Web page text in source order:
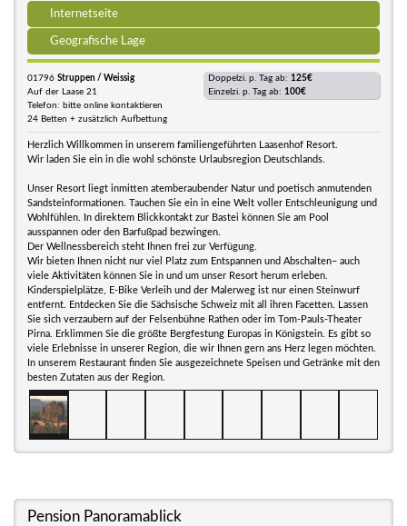
Internetseite
Geografische Lage
01796 Struppen / Weissig
Auf der Laase 21
Telefon: bitte online kontaktieren
24 Betten + zusätzlich Aufbettung
Doppelzi. p. Tag ab: 125€
Einzelzi. p. Tag ab: 100€
Herzlich Willkommen in unserem familiengeführten Laasenhof Resort.
Wir laden Sie ein in die wohl schönste Urlaubsregion Deutschlands.
Unser Resort liegt inmitten atemberaubender Natur und poetisch anmutenden
Sandsteinformationen. Tauchen Sie ein in eine Welt voller Entschleunigung und
Wohlfühlen. In direktem Blickkontakt zur Bastei können Sie am Pool
ausspannen oder den Barfußpad bezwingen.
Der Wellnessbereich steht Ihnen frei zur Verfügung.
Wir bieten Ihnen nicht nur viel Platz zum Entspannen und Abschalten– auch
viele Aktivitäten können Sie in und um unser Resort herum erleben.
Kinderspielplätze, E-Bike Verleih und der Malerweg ist nur einen Steinwurf
entfernt. Entdecken Sie die Sächsische Schweiz mit all ihren Facetten. Lassen
Sie sich verzaubern auf der Felsenbühne Rathen oder im Tom-Pauls-Theater
Pirna. Erklimmen Sie die größte Bergfestung Europas in Königstein. Es gibt so
viele Erlebnisse in unserer Region, die wir Ihnen gern ans Herz legen möchten.
In unserem Restaurant finden Sie ausgezeichnete Speisen und Getränke mit den
besten Zutaten aus der Region.
Pension Panoramablick